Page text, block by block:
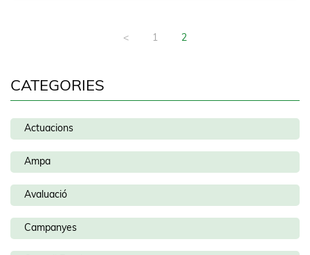
< 1 2
CATEGORIES
Actuacions
Ampa
Avaluació
Campanyes